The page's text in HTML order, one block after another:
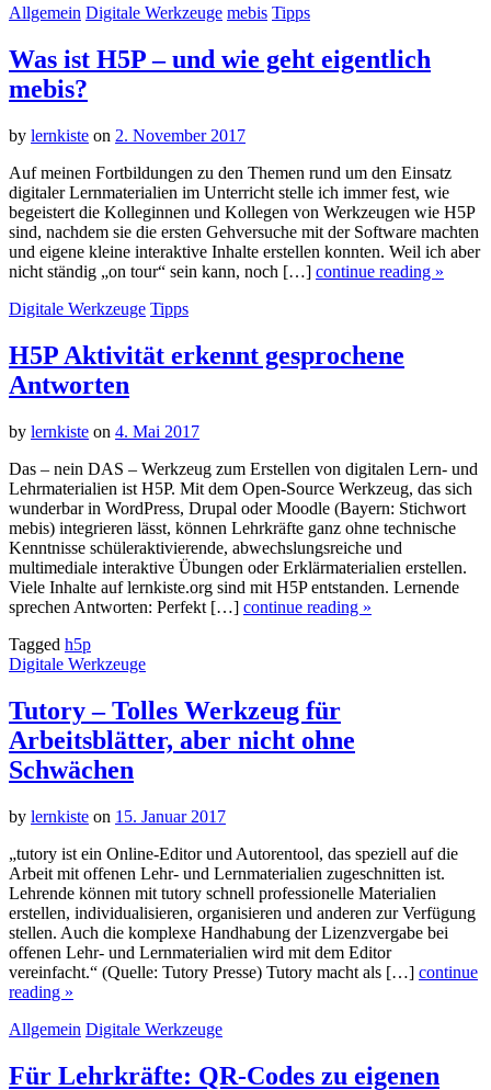
Allgemein Digitale Werkzeuge mebis Tipps
Was ist H5P – und wie geht eigentlich
mebis?
by lernkiste on 2. November 2017
Auf meinen Fortbildungen zu den Themen rund um den Einsatz
digitaler Lernmaterialien im Unterricht stelle ich immer fest, wie
begeistert die Kolleginnen und Kollegen von Werkzeugen wie H5P
sind, nachdem sie die ersten Gehversuche mit der Software machten
und eigene kleine interaktive Inhalte erstellen konnten. Weil ich aber
nicht ständig „on tour“ sein kann, noch […] continue reading »
Digitale Werkzeuge Tipps
H5P Aktivität erkennt gesprochene
Antworten
by lernkiste on 4. Mai 2017
Das – nein DAS – Werkzeug zum Erstellen von digitalen Lern- und
Lehrmaterialien ist H5P. Mit dem Open-Source Werkzeug, das sich
wunderbar in WordPress, Drupal oder Moodle (Bayern: Stichwort
mebis) integrieren lässt, können Lehrkräfte ganz ohne technische
Kenntnisse schüleraktivierende, abwechslungsreiche und
multimediale interaktive Übungen oder Erklärmaterialien erstellen.
Viele Inhalte auf lernkiste.org sind mit H5P entstanden. Lernende
sprechen Antworten: Perfekt […] continue reading »
Tagged h5p
Digitale Werkzeuge
Tutory – Tolles Werkzeug für
Arbeitsblätter, aber nicht ohne
Schwächen
by lernkiste on 15. Januar 2017
„tutory ist ein Online-Editor und Autorentool, das speziell auf die
Arbeit mit offenen Lehr- und Lernmaterialien zugeschnitten ist.
Lehrende können mit tutory schnell professionelle Materialien
erstellen, individualisieren, organisieren und anderen zur Verfügung
stellen. Auch die komplexe Handhabung der Lizenzvergabe bei
offenen Lehr- und Lernmaterialien wird mit dem Editor
vereinfacht.“ (Quelle: Tutory Presse) Tutory macht als […] continue
reading »
Allgemein Digitale Werkzeuge
Für Lehrkräfte: QR-Codes zu eigenen